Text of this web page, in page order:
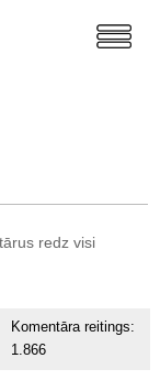
redz visi
Komentāra reitings:
1.866